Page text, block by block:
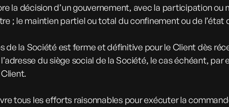
la décision d’un gouvernement, avec la participation ou
; le maintien partiel ou total du confinement ou de l’état
de la Société est ferme et définitive pour le Client dès
du siège social de la Société, le cas échéant, par
tous les efforts raisonnables pour exécuter la